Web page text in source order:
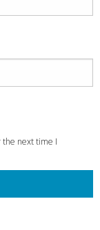
the next time I